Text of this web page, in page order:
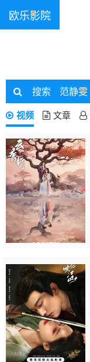
欧乐影院
搜索 范静雯
视频 文章